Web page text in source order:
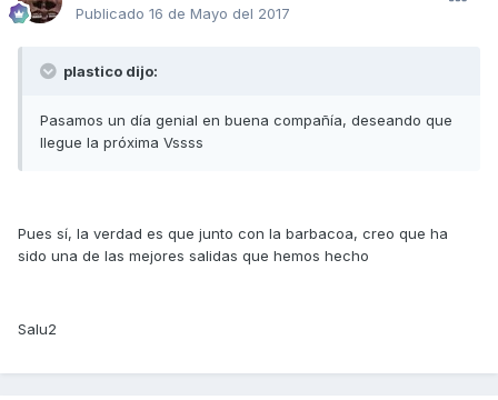
Publicado 16 de Mayo del 2017
plastico dijo:
Pasamos un día genial en buena compañía, deseando que
llegue la próxima Vssss
Pues sí, la verdad es que junto con la barbacoa, creo que ha
sido una de las mejores salidas que hemos hecho
Salu2